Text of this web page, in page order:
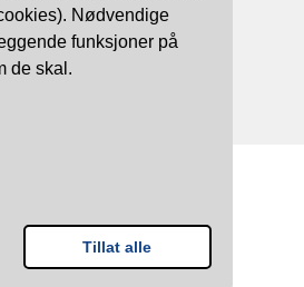
Nødvendige
funksjoner på
de skal.
Tillat alle
BETALING MED: